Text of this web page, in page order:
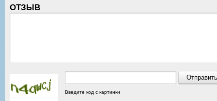
ОТЗЫВ
Введите код с картинки